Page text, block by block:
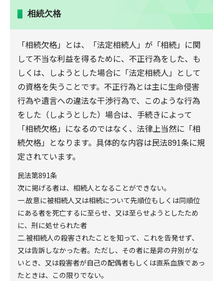
相続欠格
「相続欠格」とは、「法定相続人」が「相続」に関
して不当な利益を得るために、不正行為をした、も
しくは、しようとした場合に「法定相続人」として
の資格を失うことです。不正行為とは主に生命侵害
行為や遺言への違法な干渉行為で、このような行為
をした（しようとした）場合は、手続きによって
「相続欠格」になるのではなく、法律上当然に「相
続欠格」となります。具体的な内容は民法891条に規
定されています。
民法第891条
次に掲げる者は、相続人となることができない。
一.故意に被相続人又は相続について先順位もしくは同順位
にある者を死亡するに至らせ、又は至らせようとしたため
に、刑に処せられた者
二.被相続人の殺害されたことを知って、これを告発せず、
又は告訴しなかった者。ただし、その者に是非の弁別がな
いとき、又は殺害者が自己の配偶者もしくは直系血族であっ
たときは、この限りでない。